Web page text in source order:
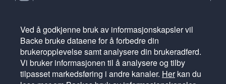
FØLG OSS PÅ LINKEDIN
VÅRE SELSKAPER
Ved å godkjenne bruk av informasjonskapsler vil
Backe bruke dataene for å forbedre din
brukeropplevelse samt analysere din brukeradferd.
Vi bruker informasjonen til å analysere og tilby
tilpasset markedsføring i andre kanaler. Herkan du